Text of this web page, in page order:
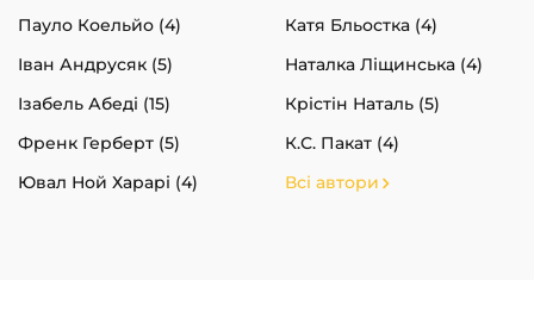
Пауло Коельйо (4)
Катя Бльостка (4)
Іван Андрусяк (5)
Наталка Ліщинська (4)
Ізабель Абеді (15)
Крістін Наталь (5)
Френк Герберт (5)
К.С. Пакат (4)
Ювал Ной Харарі (4)
Всі автори